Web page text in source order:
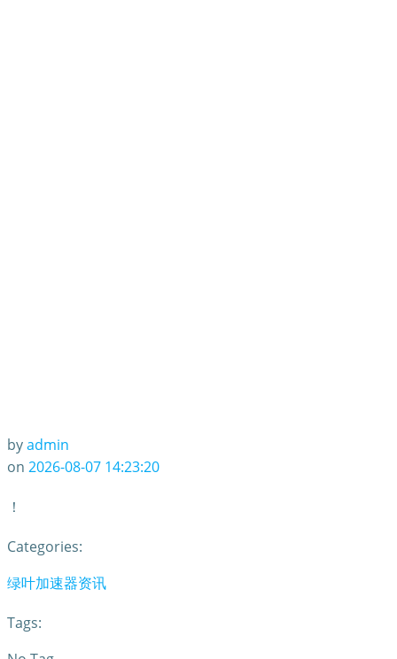
byadmin
on 2026-08-07 14:23:20
！
Categories:
绿叶加速器资讯
Tags: